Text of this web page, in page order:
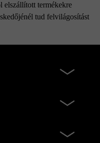
elszállított termékekre
tud felvilágosítást